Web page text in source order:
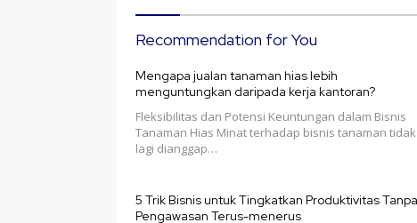
Recommendation for You
Mengapa jualan tanaman hias lebih
menguntungkan daripada kerja kantoran?
Fleksibilitas dan Potensi Keuntungan dalam Bisnis
Tanaman Hias Minat terhadap bisnis tanaman tidak
lagi dianggap…
5 Trik Bisnis untuk Tingkatkan Produktivitas Tanpa
Pengawasan Terus-menerus